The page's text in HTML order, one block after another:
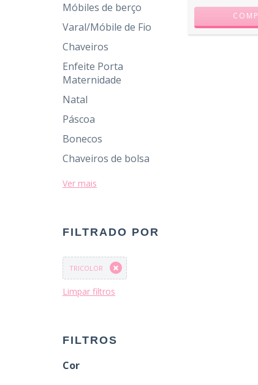
Móbiles de berço
Varal/Móbile de Fio
Chaveiros
Enfeite Porta
Maternidade
Natal
Páscoa
Bonecos
Chaveiros de bolsa
Ver mais
FILTRADO POR
TRICOLOR
Limpar filtros
FILTROS
Cor